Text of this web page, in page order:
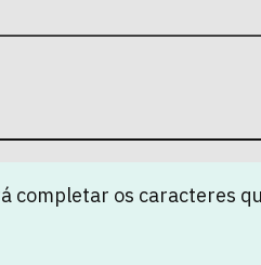
completar os caracteres